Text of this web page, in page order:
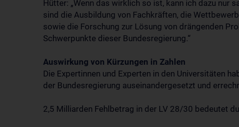
Hütter: „Wenn das wirklich so ist, kann ich dazu nur
sind die Ausbildung von Fachkräften, die
sowie die Forschung zur Lösung von drängenden
Schwerpunkte dieser Bundesregierung.“
Auswirkung von Kürzungen in Zahlen
Die Expertinnen und Experten in den Universitäten
der Bundesregierung auseinandergesetzt und
2,5 Milliarden Fehlbetrag in der LV 28/30 bedeutet